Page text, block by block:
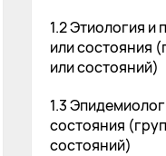
1.2 Этиология и
или состояния
или состояний)
1.3
состояния
состояний)